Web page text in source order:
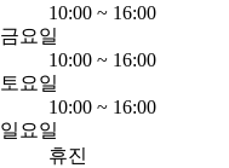
10:00 ~ 16:00
금요일
10:00 ~ 16:00
토요일
10:00 ~ 16:00
일요일
휴진